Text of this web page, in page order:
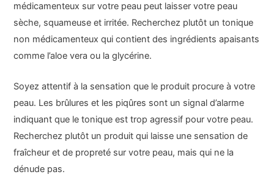
médicamenteux sur votre peau peut laisser votre peau
sèche, squameuse et irritée. Recherchez plutôt un tonique
non médicamenteux qui contient des ingrédients apaisants
comme l’aloe vera ou la glycérine.
Soyez attentif à la sensation que le produit procure à votre
peau. Les brûlures et les piqûres sont un signal d’alarme
indiquant que le tonique est trop agressif pour votre peau.
Recherchez plutôt un produit qui laisse une sensation de
fraîcheur et de propreté sur votre peau, mais qui ne la
dénude pas.